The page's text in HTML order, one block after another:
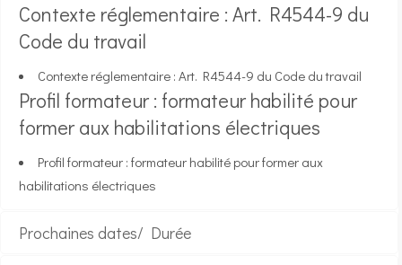
Contexte réglementaire : Art. R4544-9 du
Code du travail
Contexte réglementaire : Art. R4544-9 du Code du travail
Profil formateur : formateur habilité pour
former aux habilitations électriques
Profil formateur : formateur habilité pour former aux
habilitations électriques
Prochaines dates/ Durée